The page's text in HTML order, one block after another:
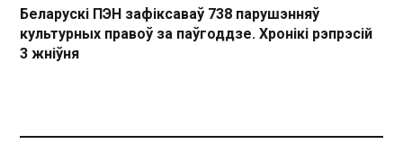
Беларускі ПЭН зафіксаваў 738 парушэнняў
культурных правоў за паўгоддзе. Хронікі рэпрэсій
3 жніўня